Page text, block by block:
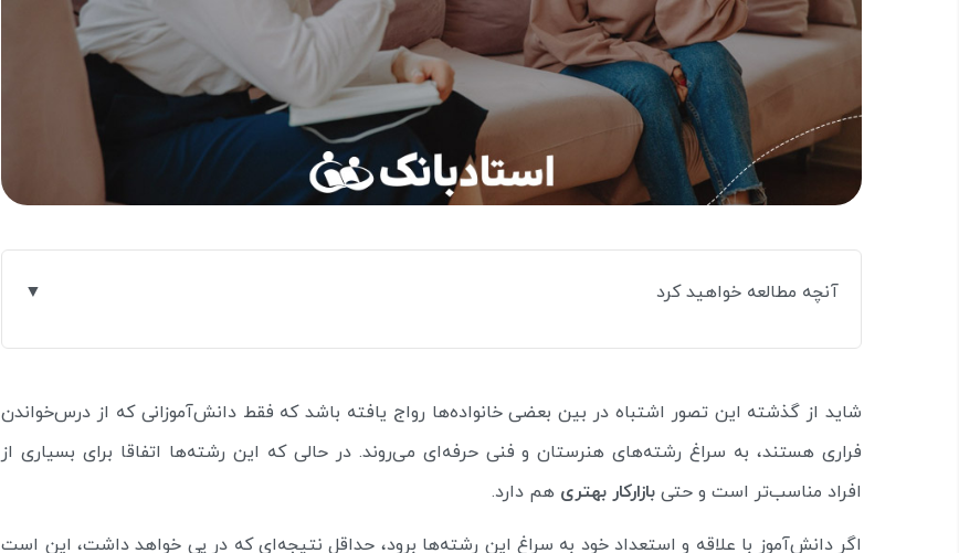
آنچه مطالعه خواهید کرد
شاید از گذشته این تصور اشتباه در بین بعضی خانواده‌ها رواج یافته باشد که فقط دانش‌آموزانی که از درس‌خواندن
فراری هستند، به سراغ رشته‌های هنرستان و فنی حرفه‌ای می‌روند. در حالی که این رشته‌ها اتفاقا برای بسیاری از
افراد مناسب‌تر است و حتی بازارکار بهتری هم دارد.
اگر دانش‌آموز با علاقه و استعداد خود به سراغ این رشته‌ها برود، حداقل نتیجه‌ای که در پی خواهد داشت، این است